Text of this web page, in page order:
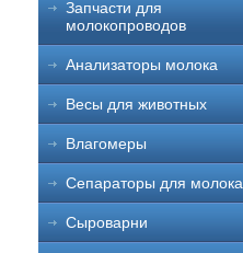
Запчасти для
молокопроводов
Анализаторы молока
Весы для животных
Влагомеры
Сепараторы для молока
Сыроварни